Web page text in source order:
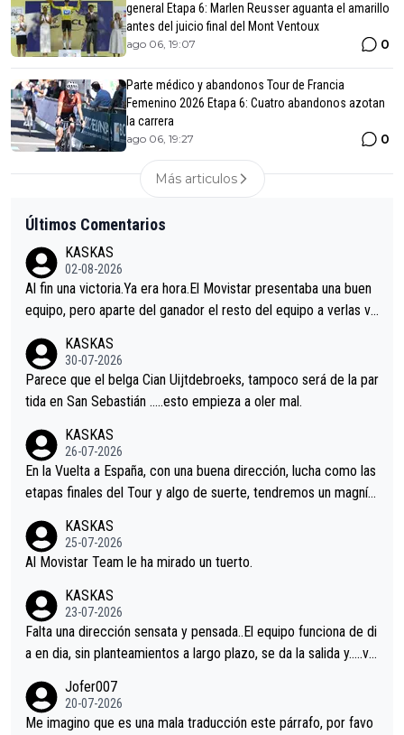
general Etapa 6: Marlen Reusser aguanta el amarillo
antes del juicio final del Mont Ventoux
ago 06, 19:07 0
Parte médico y abandonos Tour de Francia
Femenino 2026 Etapa 6: Cuatro abandonos azotan
la carrera
ago 06, 19:27 0
Más articulos
Últimos Comentarios
KASKAS
02-08-2026
Al fin una victoria.Ya era hora.El Movistar presentaba una buen
equipo, pero aparte del ganador el resto del equipo a verlas ve
s.La única buena noticia es la mejoría de Enric Más en San Seb
astian.Si en la Vuelta a Burgos sigue la mejoría, podríamos ten
er alguna sorpresa en la Vuelta.Ojalá.
KASKAS
30-07-2026
Parece que el belga Cian Uijtdebroeks, tampoco será de la par
tida en San Sebastián …..esto empieza a oler mal.
KASKAS
26-07-2026
En la Vuelta a España, con una buena dirección, lucha como las
etapas finales del Tour y algo de suerte, tendremos un magnífi
KASKAS
25-07-2026
Al Movistar Team le ha mirado un tuerto.
KASKAS
23-07-2026
Falta una dirección sensata y pensada..El equipo funciona de di
a en dia, sin planteamientos a largo plazo, se da la salida y…..ve
Minguez, Velez etc etc.Me da pena vivir estos momentos tan
tristes sin victorias.
Jofer007
20-07-2026
Me imagino que es una mala traducción este párrafo, por favo